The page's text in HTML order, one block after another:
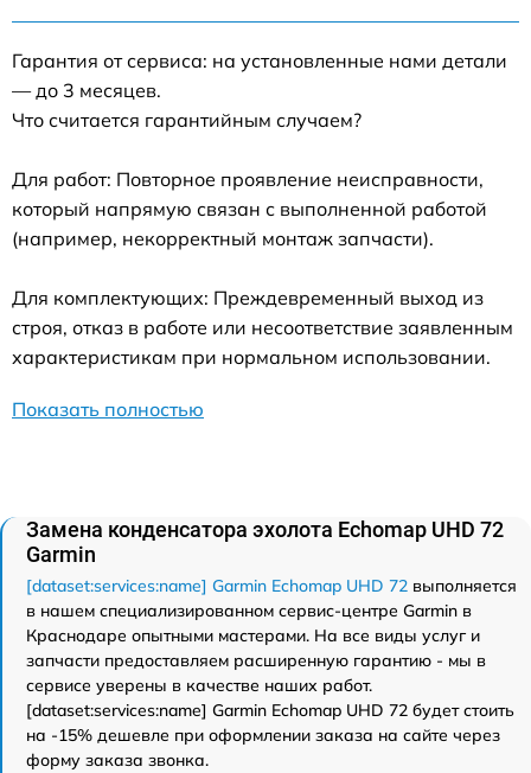
Гарантия от сервиса: на установленные нами детали
— до 3 месяцев.
Что считается гарантийным случаем?
Для работ: Повторное проявление неисправности,
который напрямую связан с выполненной работой
(например, некорректный монтаж запчасти).
Для комплектующих: Преждевременный выход из
строя, отказ в работе или несоответствие заявленным
характеристикам при нормальном использовании.
Показать полностью
Замена конденсатора эхолота Echomap UHD 72
Garmin
[dataset:services:name] Garmin Echomap UHD 72 выполняется
в нашем специализированном сервис-центре Garmin в
Краснодаре опытными мастерами. На все виды услуг и
запчасти предоставляем расширенную гарантию - мы в
сервисе уверены в качестве наших работ.
[dataset:services:name] Garmin Echomap UHD 72 будет стоить
на -15% дешевле при оформлении заказа на сайте через
форму заказа звонка.